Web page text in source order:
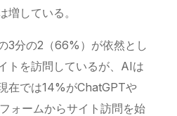
増している。
3分の2（66%）が依然とし
トを訪問しているが、AIは
在では14%がChatGPTや
ォームからサイト訪問を始